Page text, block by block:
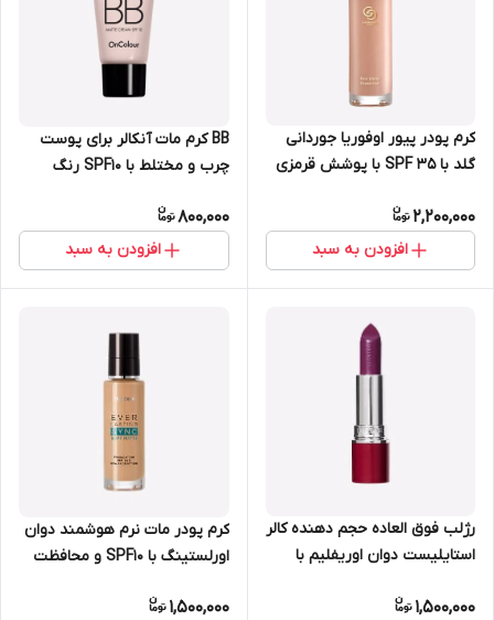
کرم پودر پیور اوفوریا جوردانی
گلد با SPF 35 با پوشش قرمزی
2,200,000
افزودن به سبد
BB کرم مات آنکالر برای پوست
چرب و مختلط با SPF10 رنگ
800,000
افزودن به سبد
رژلب فوق العاده حجم دهنده کالر
استایلیست دوان اوریفلیم با
1,500,000
کرم پودر مات نرم هوشمند دوان
اورلستینگ با SPF10 و محافظت
1,500,000